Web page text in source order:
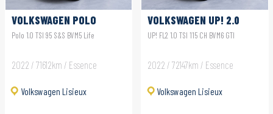
VOLKSWAGEN POLO
Polo 1.0 TSI 95 S&S BVM5 Life
2022 / 71612km / Essence
Volkswagen Lisieux
VOLKSWAGEN UP! 2.0
UP! FL2 1.0 TSI 115 CH BVM6 GTI
2022 / 72147km / Essence
Volkswagen Lisieux